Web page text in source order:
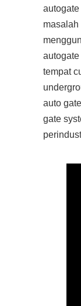
tempat
auto
gate